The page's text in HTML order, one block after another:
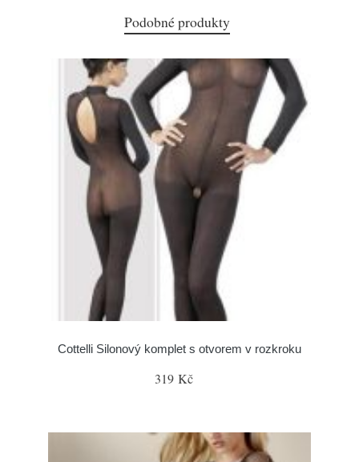
Podobné produkty
Cottelli Silonový komplet s otvorem v rozkroku
319 Kč